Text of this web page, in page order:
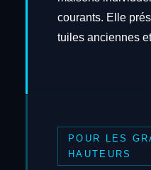
courants. Elle
tuiles anciennes
POUR LES
HAUTEURS